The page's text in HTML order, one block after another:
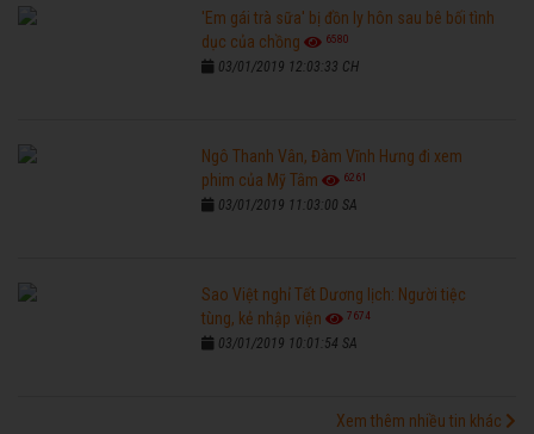
'Em gái trà sữa' bị đồn ly hôn sau bê bối tình
dục của chồng
6580
03/01/2019 12:03:33 CH
Ngô Thanh Vân, Đàm Vĩnh Hưng đi xem
phim của Mỹ Tâm
6261
03/01/2019 11:03:00 SA
Sao Việt nghỉ Tết Dương lịch: Người tiệc
tùng, kẻ nhập viện
7674
03/01/2019 10:01:54 SA
Xem thêm nhiều tin khác